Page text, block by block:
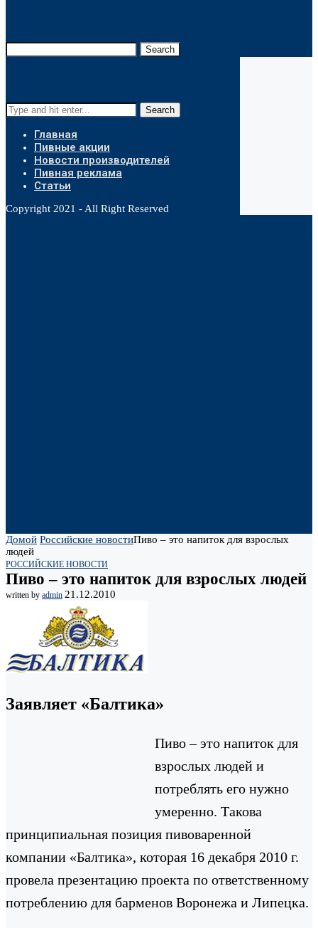
Search
Search
Главная
Пивные акции
Новости производителей
Пивная реклама
Статьи
Copyright 2021 - All Right Reserved
Домой Российские новостиПиво – это напиток для взрослых
людей
РОССИЙСКИЕ НОВОСТИ
Пиво – это напиток для взрослых людей
written by admin 21.12.2010
Заявляет «Балтика»
Пиво – это напиток для
взрослых людей и
потреблять его нужно
умеренно. Такова
принципиальная позиция пивоваренной
компании «Балтика», которая 16 декабря 2010 г.
провела презентацию проекта по ответственному
потреблению для барменов Воронежа и Липецка.